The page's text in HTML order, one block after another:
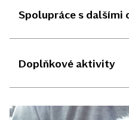
Spolupráce s dalšími
Doplňkové aktivity